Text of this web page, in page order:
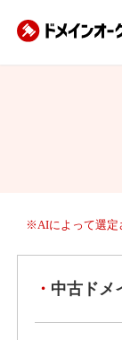
※AIによって選定
中古ドメ